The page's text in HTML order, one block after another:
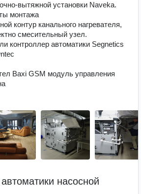
вытяжной установки Naveka.
монтажа
контур канального нагревателя,
смесительный узел.
контроллер автоматики Segnetics
Baxi GSM модуль управления
насосной